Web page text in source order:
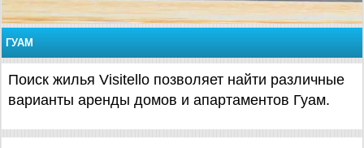
ГУАМ
Поиск жилья Visitello позволяет найти различные
варианты аренды домов и апартаментов Гуам.